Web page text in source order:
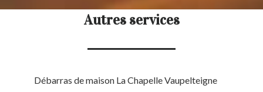
Autres services
Débarras de maison La Chapelle Vaupelteigne